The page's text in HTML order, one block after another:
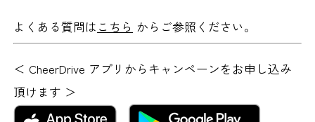
よくある質問は こちら からご参照ください。
＜ CheerDrive アプリからキャンペーンをお申し込み
頂けます ＞